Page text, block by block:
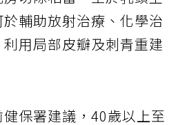
輔助放射治療、化學治
用局部皮瓣及刺青重建
保署建議，40歲以上至